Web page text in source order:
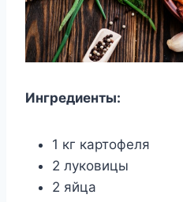
Ингредиенты:
1 кг картофеля
2 луковицы
2 яйца